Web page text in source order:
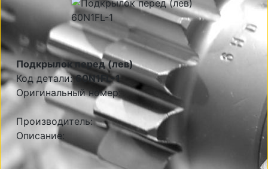
Подкрылок перед (лев)
Код детали:60N1FL-1
Оригинальный номер:
Производитель:
Описание: